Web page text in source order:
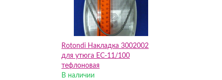
Rotondi Накладка 3002002
для утюга EC-11/100
тефлоновая
В наличии